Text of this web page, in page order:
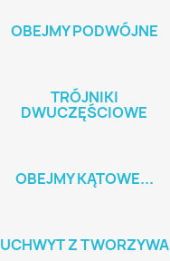
OBEJMY PODWÓJNE
TRÓJNIKI
DWUCZĘŚCIOWE
OBEJMY KĄTOWE...
UCHWYT Z TWORZYWA